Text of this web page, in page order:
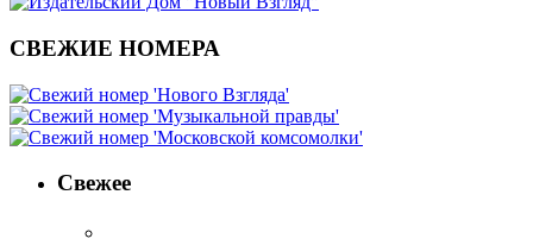
СВЕЖИЕ НОМЕРА
Свежее